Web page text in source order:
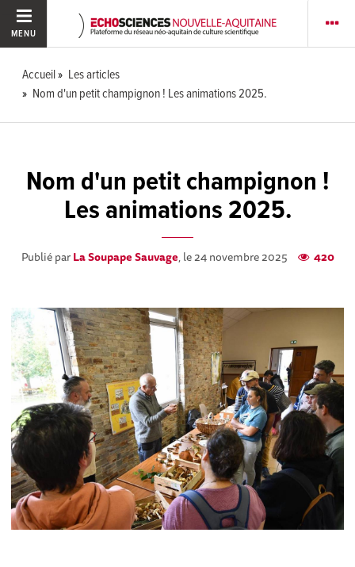
MENU
Accueil
Les articles
Nom d'un petit champignon ! Les animations 2025.
Nom d'un petit champignon !
Les animations 2025.
Publié parLa Soupape Sauvage, le 24 novembre 2025 420